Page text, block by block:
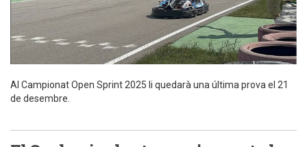
Al Campionat Open Sprint 2025 li quedarà una última prova el 21
de desembre.